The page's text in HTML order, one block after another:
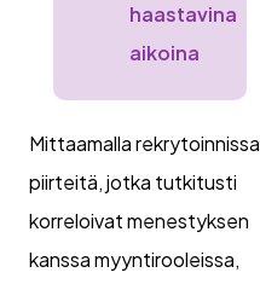
haastavina
aikoina
Mittaamalla rekrytoinnissa
piirteitä, jotka tutkitusti
korreloivat menestyksen
kanssa myyntirooleissa,